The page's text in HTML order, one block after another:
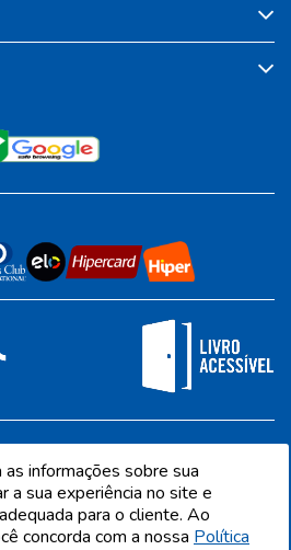
SP - CEP 06612-001
informações sobre sua
a sua experiência no site e
para o cliente. Ao
concorda com a nossa Política